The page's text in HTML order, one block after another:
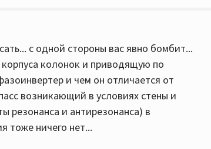
с одной стороны вас явно бомбит...
колонок и приводящую по
и чем он отличается от
возникающий в условиях стены и
резонанса и антирезонанса) в
тоже ничего нет...